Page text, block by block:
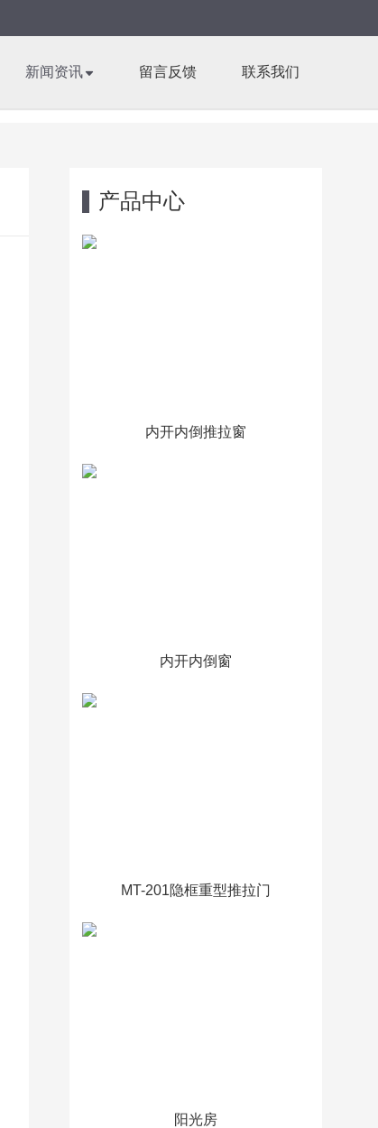
新闻资讯 留言反馈 联系我们
产品中心
内开内倒推拉窗
内开内倒窗
MT-201隐框重型推拉门
阳光房